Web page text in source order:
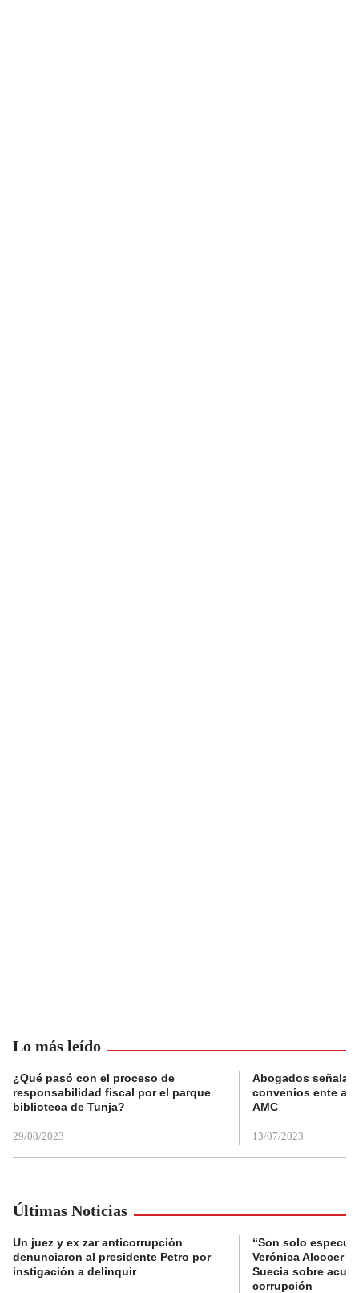
Lo más leído
¿Qué pasó con el proceso de
responsabilidad fiscal por el parque
biblioteca de Tunja?
29/08/2023
Abogados
convenios ente
AMC
13/07/2023
Últimas Noticias
Un juez y ex zar anticorrupción
denunciaron al presidente Petro por
instigación a delinquir
“Son solo
Verónica Alcocer a
Suecia sobre
corrupción